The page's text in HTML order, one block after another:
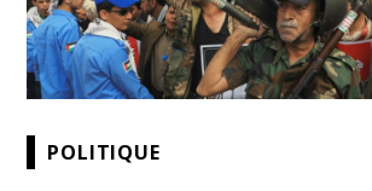
POLITIQUE